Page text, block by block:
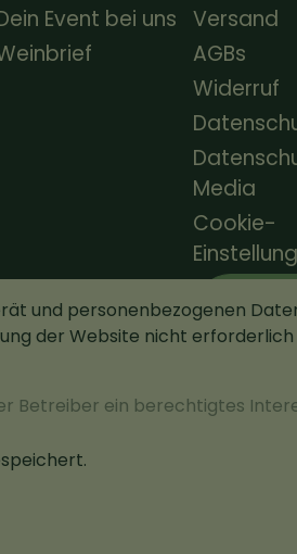
und personenbezogenen
der Website nicht
Betreiber ein berechtigtes
Event bei uns Versand
AGBs
Widerruf
Media
Cookie-